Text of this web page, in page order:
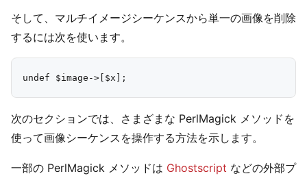
そして、マルチイメージシーケンスから単一の画像を削除
するには次を使います。
次のセクションでは、さまざまな PerlMagick メソッドを
使って画像シーケンスを操作する方法を示します。
一部の PerlMagick メソッドは Ghostscript などの外部プ